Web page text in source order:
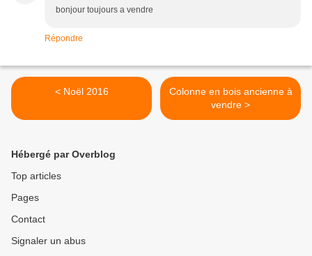
bonjour toujours a vendre
Répondre
< Noël 2016
Colonne en bois ancienne à
vendre >
Hébergé par Overblog
Top articles
Pages
Contact
Signaler un abus